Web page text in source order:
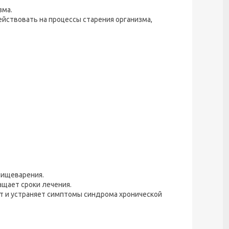
на процессы старения организма,
сроки лечения.
устраняет симптомы синдрома хронической